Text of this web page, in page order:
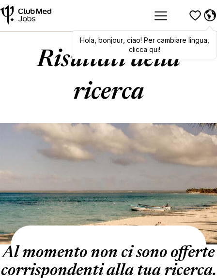
Hola,bonjour,ciao! To switch
languages, click here!
Hola bonjour, ciao! Per cambiare lingua,
clicca qui!
Risultati della
ricerca
Al momento non ci sono offerte
corrispondenti alla tua ricerca.